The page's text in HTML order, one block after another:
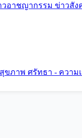
วอาชญากรรม ข่าวสัง
สุขภาพ ศรัทธา - ความ